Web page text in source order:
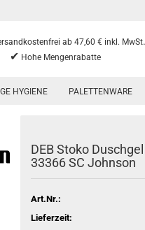
ab 47,60 € inkl. MwSt.
✔ Hohe Mengenrabatte
HYGIENE PALETTENWARE
DEB Stoko
33366 SC Johnson
Art.Nr.:
Lieferzeit: